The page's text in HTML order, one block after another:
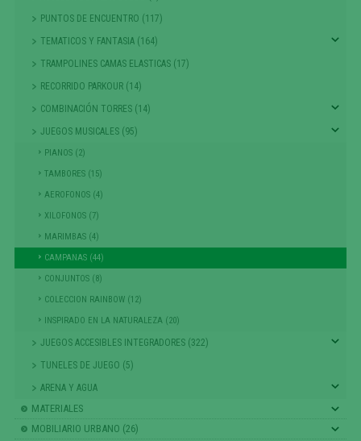
PUNTOS DE ENCUENTRO (117)
TEMATICOS Y FANTASIA (164)
TRAMPOLINES CAMAS ELASTICAS (17)
RECORRIDO PARKOUR (14)
COMBINACIÓN TORRES (14)
JUEGOS MUSICALES (95)
PIANOS (2)
TAMBORES (15)
AEROFONOS (4)
XILOFONOS (7)
MARIMBAS (4)
CAMPANAS (44)
CONJUNTOS (8)
COLECCION RAINBOW (12)
INSPIRADO EN LA NATURALEZA (20)
JUEGOS ACCESIBLES INTEGRADORES (322)
TUNELES DE JUEGO (5)
ARENA Y AGUA
MATERIALES
MOBILIARIO URBANO (26)